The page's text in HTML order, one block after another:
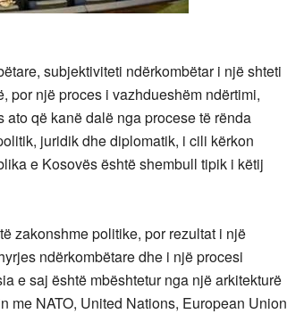
subjektiviteti ndërkombëtar i një shteti
por një proces i vazhdueshëm ndërtimi,
që kanë dalë nga procese të rënda
juridik dhe diplomatik, i cili kërkon
e Kosovës është shembull tipik i këtij
zakonshme politike, por rezultat i një
ndërkombëtare dhe i një procesi
e saj është mbështetur nga një arkitekturë
me NATO, United Nations, European Union